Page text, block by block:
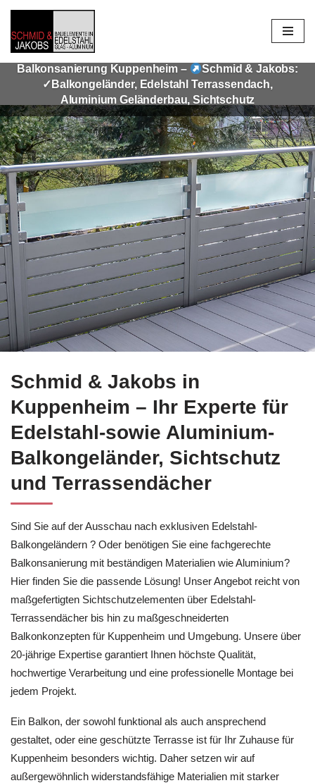
Zum
Inhalt
springen
Balkonsanierung Kuppenheim –
Schmid & Jakobs:
✓Balkongeländer, Edelstahl Terrassendach,
Aluminium Geländerbau, Sichtschutz
Schmid & Jakobs in
Kuppenheim – Ihr Experte für
Edelstahl-sowie Aluminium-
Balkongeländer, Sichtschutz
und Terrassendächer
Sind Sie auf der Ausschau nach exklusiven Edelstahl-
Balkongeländern ? Oder benötigen Sie eine fachgerechte
Balkonsanierung mit beständigen Materialien wie Aluminium?
Hier finden Sie die passende Lösung! Unser Angebot reicht von
maßgefertigten Sichtschutzelementen über Edelstahl-
Terrassendächer bis hin zu maßgeschneiderten
Balkonkonzepten für Kuppenheim und Umgebung. Unsere über
20-jährige Expertise garantiert Ihnen höchste Qualität,
hochwertige Verarbeitung und eine professionelle Montage bei
jedem Projekt.
Ein Balkon, der sowohl funktional als auch ansprechend
gestaltet, oder eine geschützte Terrasse ist für Ihr Zuhause für
Kuppenheim besonders wichtig. Daher setzen wir auf
außergewöhnlich widerstandsfähige Materialien mit starker